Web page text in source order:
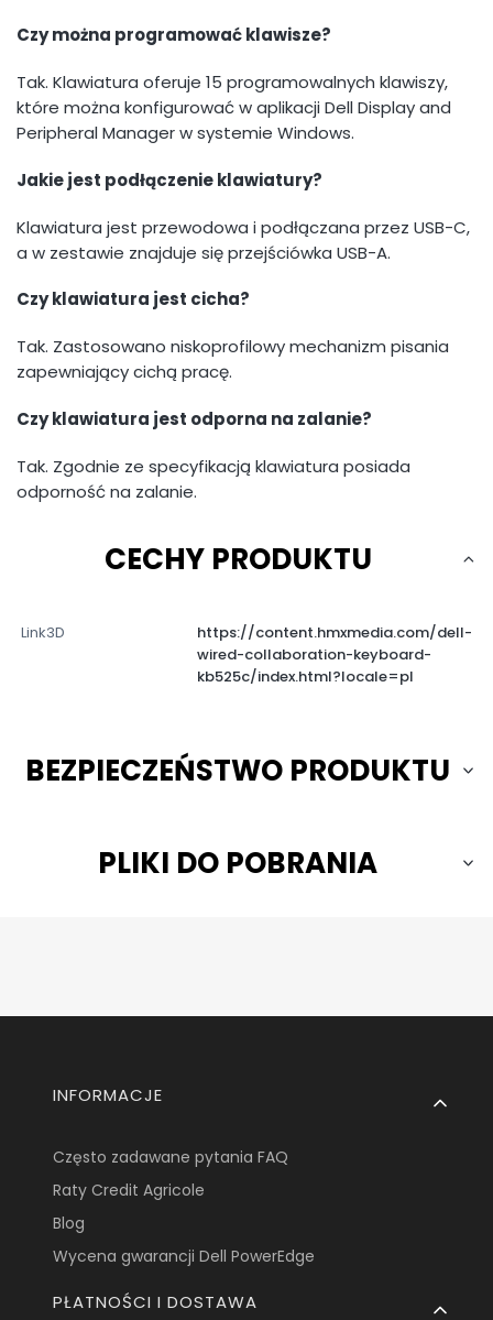
Czy można programować klawisze?
Tak. Klawiatura oferuje 15 programowalnych klawiszy,
które można konfigurować w aplikacji Dell Display and
Peripheral Manager w systemie Windows.
Jakie jest podłączenie klawiatury?
Klawiatura jest przewodowa i podłączana przez USB-C,
a w zestawie znajduje się przejściówka USB-A.
Czy klawiatura jest cicha?
Tak. Zastosowano niskoprofilowy mechanizm pisania
zapewniający cichą pracę.
Czy klawiatura jest odporna na zalanie?
Tak. Zgodnie ze specyfikacją klawiatura posiada
odporność na zalanie.
CECHY PRODUKTU
Link3D
https://content.hmxmedia.com/dell-
wired-collaboration-keyboard-
kb525c/index.html?locale=pl
BEZPIECZEŃSTWO PRODUKTU
PLIKI DO POBRANIA
Linki w stopce
INFORMACJE
Często zadawane pytania FAQ
Raty Credit Agricole
Blog
Wycena gwarancji Dell PowerEdge
PŁATNOŚCI I DOSTAWA